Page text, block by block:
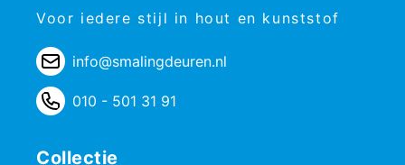
Voor iedere stijl in hout en kunststof
info@smalingdeuren.nl
010 - 501 31 91
Collectie